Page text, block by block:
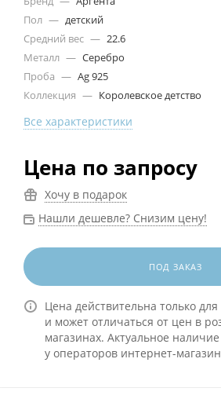
Пол — детский
Средний вес — 22.6
Металл — Серебро
Проба — Ag 925
Коллекция — Королевское детство
Все характеристики
Цена по запросу
Хочу в подарок
Нашли дешевле? Снизим цену!
ПОД ЗАКАЗ
Цена действительна только
и может отличаться от цен в
магазинах. Актуальное
у операторов интернет-